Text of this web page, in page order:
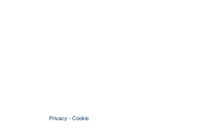
Privacy - Cookie